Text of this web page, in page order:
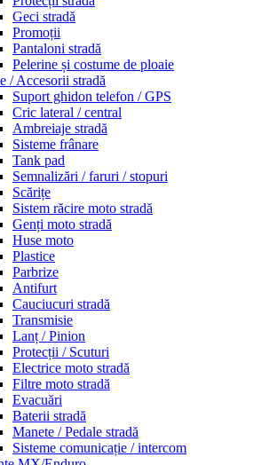
Geci stradă
Promoții
Pantaloni stradă
Pelerine și costume de ploaie
/ Accesorii stradă
Suport ghidon telefon / GPS
Cric lateral / central
Ambreiaje stradă
Sisteme frânare
Tank pad
Semnalizări / faruri / stopuri
Scărițe
Sistem răcire moto stradă
Genți moto stradă
Huse moto
Plastice
Parbrize
Antifurt
Cauciucuri stradă
Transmisie
Lanț / Pinion
Protecții / Scuturi
Electrice moto stradă
Filtre moto stradă
Evacuări
Baterii stradă
Manete / Pedale stradă
Sisteme comunicație / intercom